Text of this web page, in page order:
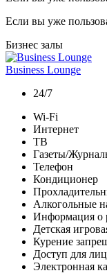
Если вы уже
Бизнес залы
Business Lounge
24/7
Wi-Fi
Интернет
ТВ
Газеты/
Телефон
Кондиционер
Алкогольные
Информация о
Детская
Курение
Доступ для
Электронная